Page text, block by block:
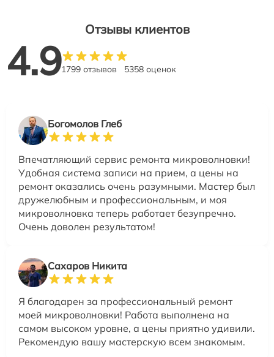
Отзывы клиентов
4.91799 отзывов 5358 оценок
Богомолов Глеб
Впечатляющий сервис ремонта микроволновки!
Удобная система записи на прием, а цены на
ремонт оказались очень разумными. Мастер был
дружелюбным и профессиональным, и моя
микроволновка теперь работает безупречно.
Очень доволен результатом!
Сахаров Никита
Я благодарен за профессиональный ремонт
моей микроволновки! Работа выполнена на
самом высоком уровне, а цены приятно удивили.
Рекомендую вашу мастерскую всем знакомым.